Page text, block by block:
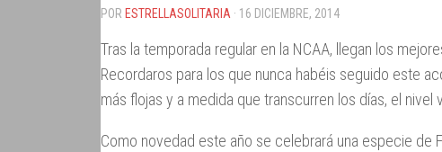
POR ESTRELLASOLITARIA · 16 DICIEMBRE, 2014
Tras la temporada regular en la NCAA, llegan los
Recordaros para los que nunca habéis seguido este
más flojas y a medida que transcurren los días, el
Como novedad este año se celebrará una especie de